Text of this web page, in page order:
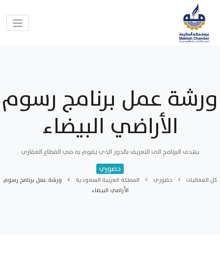
ورشة عمل برنامج رسوم
الأراضي البيضاء
يهدف البرنامج الى التعريف بالدور الذي يقوم به في القطاع العقاري
حضوري
كل الفعاليات حضوري المملكة العربية السعودية
ورشة عمل برنامج رسوم
الأراضي البيضاء